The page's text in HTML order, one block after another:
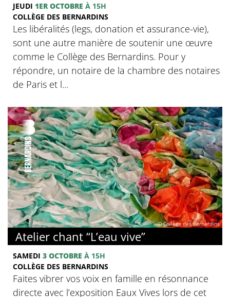
JEUDI 1ER OCTOBRE À 15H
COLLÈGE DES BERNARDINS
Les libéralités (legs, donation et assurance-vie),
sont une autre manière de soutenir une œuvre
comme le Collège des Bernardins. Pour y
répondre, un notaire de la chambre des notaires
de Paris et l...
© Collège des Bernardins
Atelier chant “L’eau vive”
SAMEDI 3 OCTOBRE À 15H
COLLÈGE DES BERNARDINS
Faites vibrer vos voix en famille en résonnance
directe avec l’exposition Eaux Vives lors de cet